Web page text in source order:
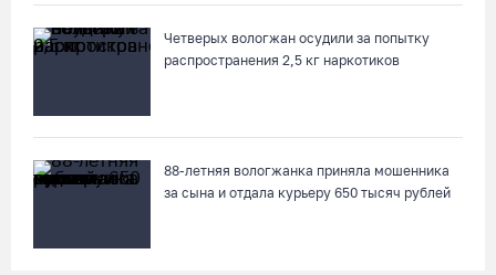
Четверых вологжан осудили за попытку
распространения 2,5 кг наркотиков
88-летняя вологжанка приняла мошенника
за сына и отдала курьеру 650 тысяч рублей